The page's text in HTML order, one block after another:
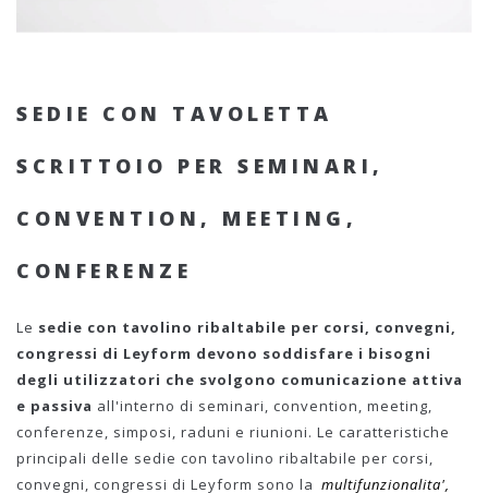
SEDIE CON TAVOLETTA
SCRITTOIO PER SEMINARI,
CONVENTION, MEETING,
CONFERENZE
Le sedie con tavolino ribaltabile per corsi, convegni,
congressi di Leyform devono soddisfare i bisogni
degli utilizzatori che svolgono comunicazione attiva
e passiva all'interno di seminari, convention, meeting,
conferenze, simposi, raduni e riunioni. Le caratteristiche
principali delle sedie con tavolino ribaltabile per corsi,
convegni, congressi di Leyform sono la multifunzionalita',